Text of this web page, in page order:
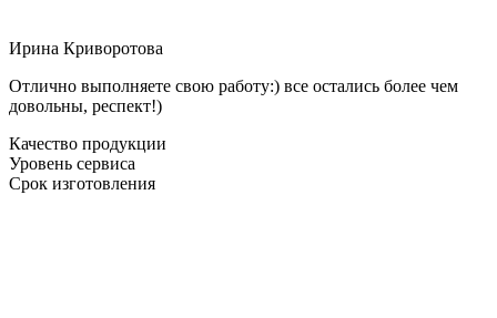
Ирина Криворотова
Отлично выполняете свою работу:) все остались более чем
довольны, респект!)
Качество продукции
Уровень сервиса
Срок изготовления